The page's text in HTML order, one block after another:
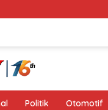
Politik Otomotif